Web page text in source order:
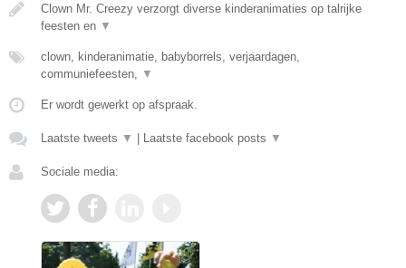
Clown Mr. Creezy verzorgt diverse kinderanimaties op talrijke
feesten en ▼
clown, kinderanimatie, babyborrels, verjaardagen,
communiefeesten, ▼
Er wordt gewerkt op afspraak.
Laatste tweets ▼ Laatste facebook posts ▼
Sociale media: